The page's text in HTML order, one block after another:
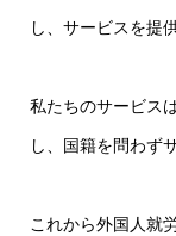
し、サービスを提
私たちのサービス
し、国籍を問わず
これから外国人就